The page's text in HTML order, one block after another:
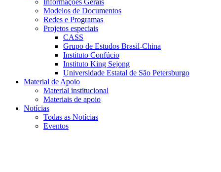
Informações Gerais
Modelos de Documentos
Redes e Programas
Projetos especiais
CASS
Grupo de Estudos Brasil-China
Instituto Confúcio
Instituto King Sejong
Universidade Estatal de São Petersburgo
Material de Apoio
Material institucional
Materiais de apoio
Notícias
Todas as Notícias
Eventos